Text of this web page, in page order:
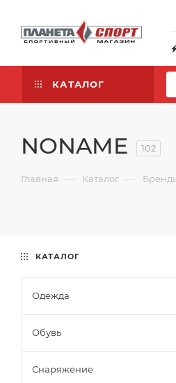
КАТАЛОГ
NONAME 102
Главная — Каталог —
КАТАЛОГ
Одежда
Обувь
Снаряжение